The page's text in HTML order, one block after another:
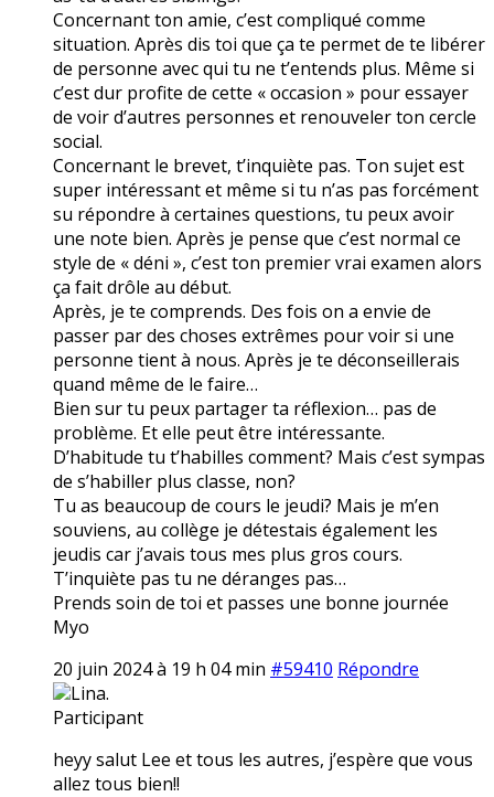
Concernant ton amie, c’est compliqué comme
situation. Après dis toi que ça te permet de te libérer
de personne avec qui tu ne t’entends plus. Même si
c’est dur profite de cette « occasion » pour essayer
de voir d’autres personnes et renouveler ton cercle
social.
Concernant le brevet, t’inquiète pas. Ton sujet est
super intéressant et même si tu n’as pas forcément
su répondre à certaines questions, tu peux avoir
une note bien. Après je pense que c’est normal ce
style de « déni », c’est ton premier vrai examen alors
ça fait drôle au début.
Après, je te comprends. Des fois on a envie de
passer par des choses extrêmes pour voir si une
personne tient à nous. Après je te déconseillerais
quand même de le faire…
Bien sur tu peux partager ta réflexion… pas de
problème. Et elle peut être intéressante.
D’habitude tu t’habilles comment? Mais c’est sympas
de s’habiller plus classe, non?
Tu as beaucoup de cours le jeudi? Mais je m’en
souviens, au collège je détestais également les
jeudis car j’avais tous mes plus gros cours.
T’inquiète pas tu ne déranges pas…
Prends soin de toi et passes une bonne journée
Myo
20 juin 2024 à 19 h 04 min #59410 Répondre
Lina.
Participant
heyy salut Lee et tous les autres, j’espère que vous
allez tous bien!!